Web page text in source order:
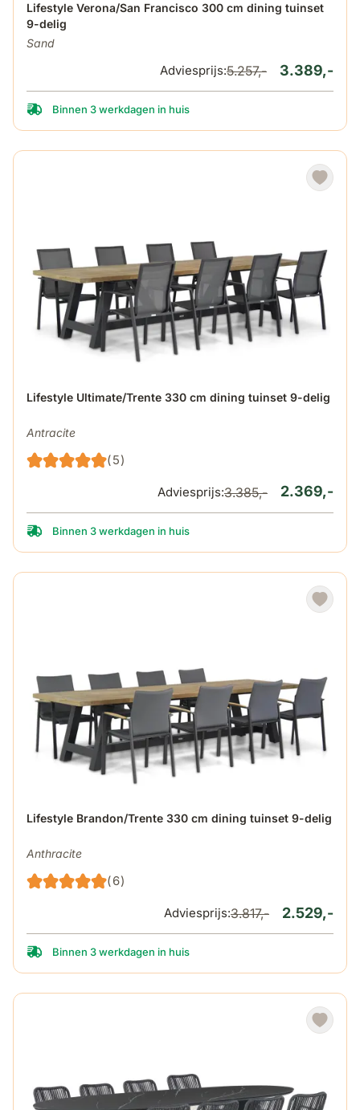
Lifestyle Verona/San Francisco 300 cm dining tuinset
9-delig
Sand
De prijs is afhankelijk van de gekozen opties op de
3.389,-
Adviesprijs:5.257,-
Binnen 3 werkdagen in huis
Lifestyle Ultimate/Trente 330 cm dining tuinset 9-delig
Antracite
(5)
De prijs is afhankelijk van de gekozen opties op de
2.369,-
Adviesprijs:3.385,-
Binnen 3 werkdagen in huis
Lifestyle Brandon/Trente 330 cm dining tuinset 9-delig
Anthracite
(6)
De prijs is afhankelijk van de gekozen opties op de
2.529,-
Adviesprijs:3.817,-
Binnen 3 werkdagen in huis